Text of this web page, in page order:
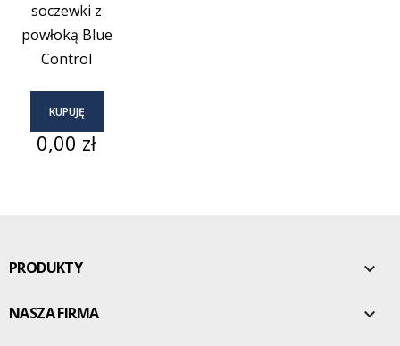
soczewki z
powłoką Blue
Control
KUPUJĘ
Cena
0,00 zł
PRODUKTY 
NASZA FIRMA 